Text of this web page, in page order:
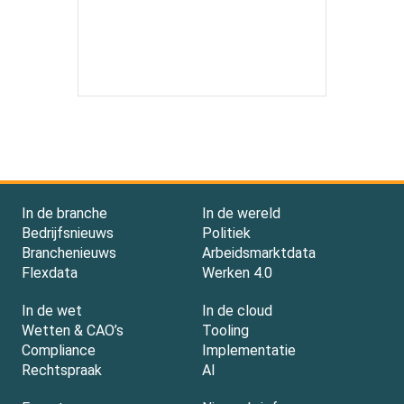
In de branche
Bedrijfsnieuws
Branchenieuws
Flexdata
In de wereld
Politiek
Arbeidsmarktdata
Werken 4.0
In de wet
Wetten & CAO’s
Compliance
Rechtspraak
In de cloud
Tooling
Implementatie
AI